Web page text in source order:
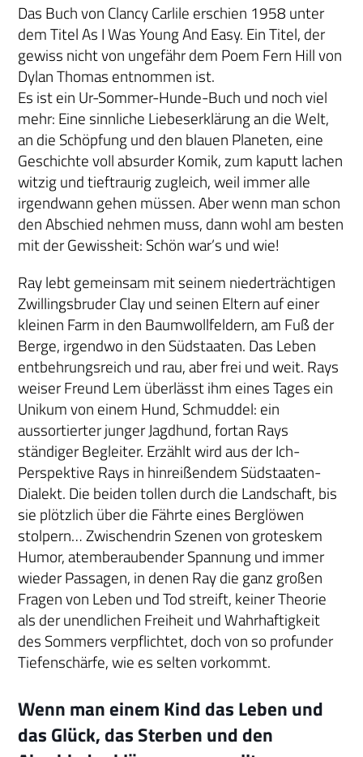
Das Buch von Clancy Carlile erschien 1958 unter
dem Titel As I Was Young And Easy. Ein Titel, der
gewiss nicht von ungefähr dem Poem Fern Hill von
Dylan Thomas entnommen ist.
Es ist ein Ur-Sommer-Hunde-Buch und noch viel
mehr: Eine sinnliche Liebeserklärung an die Welt,
an die Schöpfung und den blauen Planeten, eine
Geschichte voll absurder Komik, zum kaputt lachen
witzig und tieftraurig zugleich, weil immer alle
irgendwann gehen müssen. Aber wenn man schon
den Abschied nehmen muss, dann wohl am besten
mit der Gewissheit: Schön war’s und wie!
Ray lebt gemeinsam mit seinem niederträchtigen
Zwillingsbruder Clay und seinen Eltern auf einer
kleinen Farm in den Baumwollfeldern, am Fuß der
Berge, irgendwo in den Südstaaten. Das Leben
entbehrungsreich und rau, aber frei und weit. Rays
weiser Freund Lem überlässt ihm eines Tages ein
Unikum von einem Hund, Schmuddel: ein
aussortierter junger Jagdhund, fortan Rays
ständiger Begleiter. Erzählt wird aus der Ich-
Perspektive Rays in hinreißendem Südstaaten-
Dialekt. Die beiden tollen durch die Landschaft, bis
sie plötzlich über die Fährte eines Berglöwen
stolpern… Zwischendrin Szenen von groteskem
Humor, atemberaubender Spannung und immer
wieder Passagen, in denen Ray die ganz großen
Fragen von Leben und Tod streift, keiner Theorie
als der unendlichen Freiheit und Wahrhaftigkeit
des Sommers verpflichtet, doch von so profunder
Tiefenschärfe, wie es selten vorkommt.
Wenn man einem Kind das Leben und
das Glück, das Sterben und den